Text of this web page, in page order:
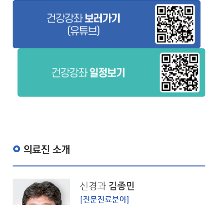
의료진 소개
신경과 김종민
[전문진료분야]